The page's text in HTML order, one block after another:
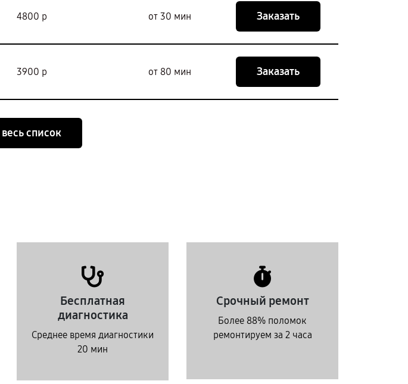
4800 р от 30 мин Заказать
3900 р от 80 мин Заказать
список
Бесплатная
диагностика
Среднее время диагностики
20 мин
Срочный ремонт
Более 88% поломок
ремонтируем за 2 часа